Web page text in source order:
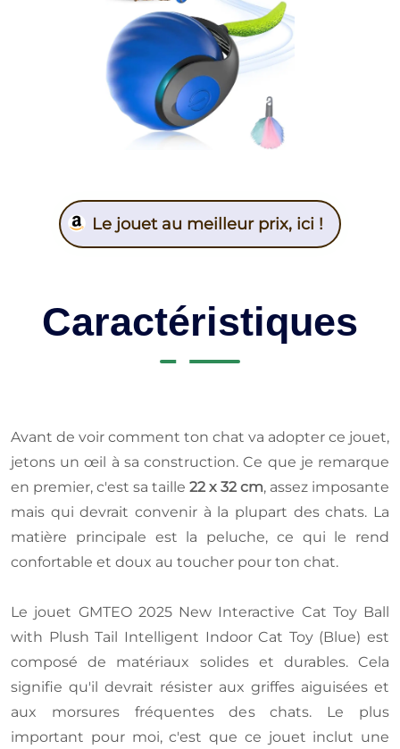
Le jouet au meilleur prix, ici !
Caractéristiques
Avant de voir comment ton chat va adopter ce jouet,
jetons un œil à sa construction. Ce que je remarque
en premier, c'est sa taille 22 x 32 cm, assez imposante
mais qui devrait convenir à la plupart des chats. La
matière principale est la peluche, ce qui le rend
confortable et doux au toucher pour ton chat.
Le jouet GMTEO 2025 New Interactive Cat Toy Ball
with Plush Tail Intelligent Indoor Cat Toy (Blue) est
composé de matériaux solides et durables. Cela
signifie qu'il devrait résister aux griffes aiguisées et
aux morsures fréquentes des chats. Le plus
important pour moi, c'est que ce jouet inclut une